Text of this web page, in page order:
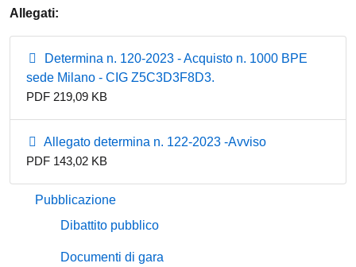
Allegati:
Determina n. 120-2023 - Acquisto n. 1000 BPE
sede Milano - CIG Z5C3D3F8D3.
PDF 219,09 KB
Allegato determina n. 122-2023 -Avviso
PDF 143,02 KB
Pubblicazione
Dibattito pubblico
Documenti di gara